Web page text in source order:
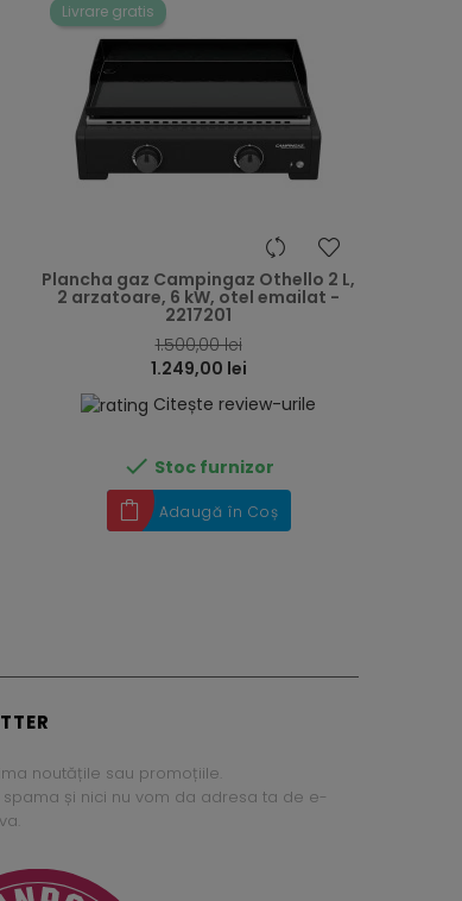
Livrare gratis
heart
Plancha gaz Campingaz Othello 2 L,
2 arzatoare, 6 kW, otel emailat -
2217201
1.500,00 lei
1.249,00 lei
Citește review-urile
 Stoc furnizor
Adaugă în Coș
noutățile sau promoțiile.
spama și nici nu vom da adresa ta de e-